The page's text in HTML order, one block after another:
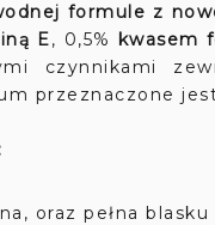
formule z
E, 0,5% kwasem
czynnikami
przeznaczone
oraz pełna blasku